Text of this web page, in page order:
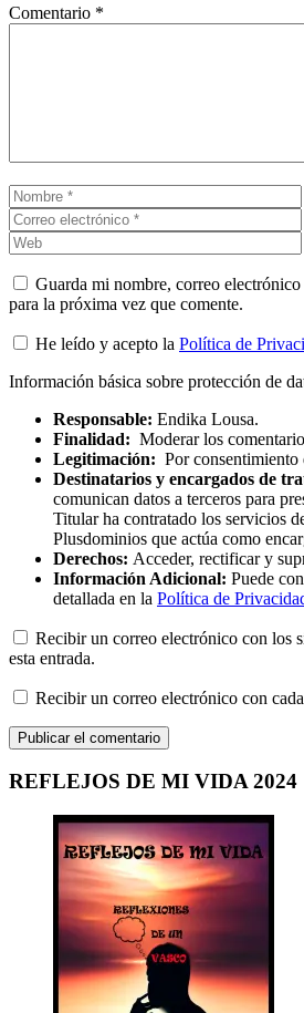
Comentario *
Guarda mi nombre, correo
para la próxima vez que comente.
He leído y acepto la Política de
Información básica sobre protección de
Responsable: Endika Lousa.
Finalidad: Moderar los
Legitimación: Por consentimiento
Destinatarios y encargados de
comunican datos a terceros para
Titular ha contratado los servicios
Plusdominios que actúa como
Derechos: Acceder, rectificar y
Información Adicional: Puede
detallada en la Política de
Recibir un correo electrónico con los
esta entrada.
Recibir un correo electrónico con
REFLEJOS DE MI VIDA 2024